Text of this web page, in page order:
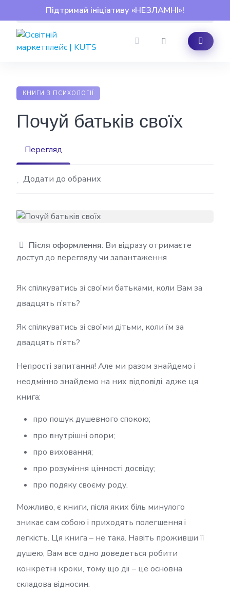
Підтримай ініціативу «НЕЗЛАМНІ»!
to
content
КНИГИ З ПСИХОЛОГІЇ
Почуй батьків своїх
Перегляд
Додати до обраних
Після оформлення: Ви відразу отримаєте
доступ до перегляду чи завантаження
Як спілкуватись зі своїми батьками, коли Вам за
двадцять п’ять?
Як спілкуватись зі своїми дітьми, коли їм за
двадцять п’ять?
Непрості запитання! Але ми разом знайдемо і
неодмінно знайдемо на них відповіді, адже ця
книга:
про пошук душевного спокою;
про внутрішні опори;
про виховання;
про розуміння цінності досвіду;
про подяку своєму роду.
Можливо, є книги, після яких біль минулого
зникає сам собою і приходять полегшення і
легкість. Ця книга – не така. Навіть проживши її
душею, Вам все одно доведеться робити
конкретні кроки, тому що дії – це основна
складова відносин.